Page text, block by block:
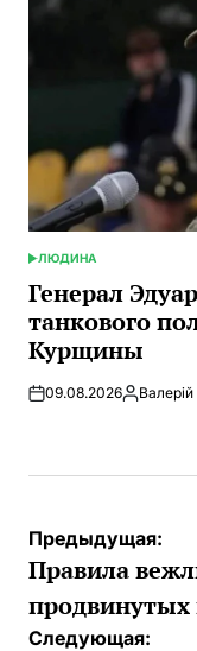
ОПУБЛИКОВАНО
В
ЛЮДИНА
Генерал
танкового
Курщины
09.08.2026Запись
Навигация
по
записям
Предыдущая:
Правила
Следующая: